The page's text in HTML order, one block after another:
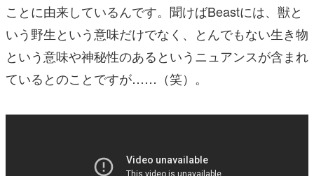
ことに由来しているんです。聞けばBeastには、獣と
いう野生という意味だけでなく、とんでもない生き物
という意味や神秘性のあるというニュアンスが含まれ
ているとのことですが……（笑）。